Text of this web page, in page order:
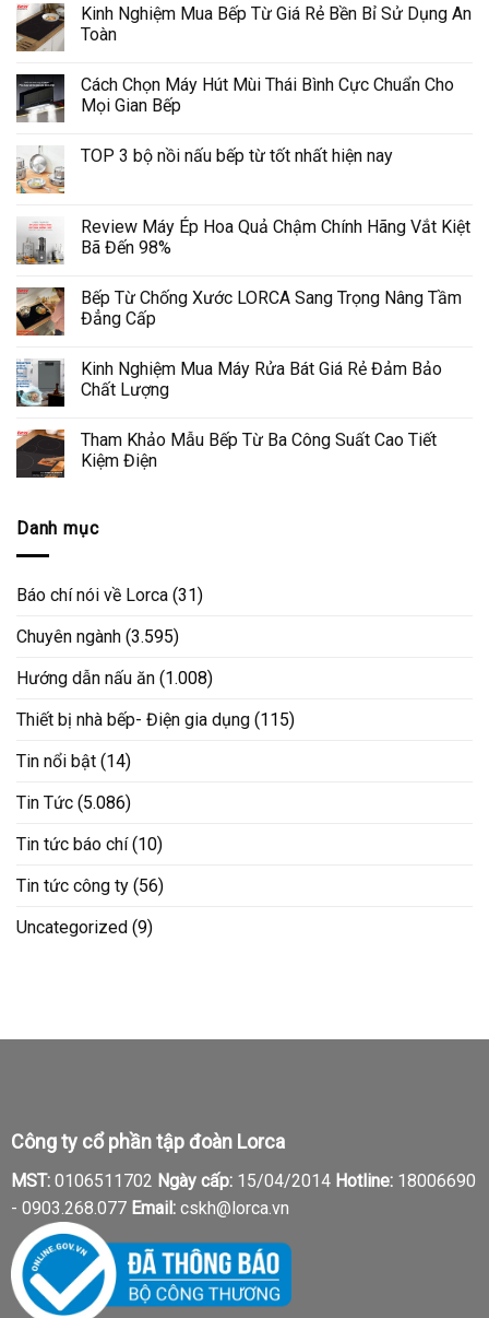
Kinh Nghiệm Mua Bếp Từ Giá Rẻ Bền Bỉ Sử Dụng An
Toàn
Cách Chọn Máy Hút Mùi Thái Bình Cực Chuẩn Cho
Mọi Gian Bếp
TOP 3 bộ nồi nấu bếp từ tốt nhất hiện nay
Review Máy Ép Hoa Quả Chậm Chính Hãng Vắt Kiệt
Bã Đến 98%
Bếp Từ Chống Xước LORCA Sang Trọng Nâng Tầm
Đẳng Cấp
Kinh Nghiệm Mua Máy Rửa Bát Giá Rẻ Đảm Bảo
Chất Lượng
Tham Khảo Mẫu Bếp Từ Ba Công Suất Cao Tiết
Kiệm Điện
Danh mục
Báo chí nói về Lorca (31)
Chuyên ngành (3.595)
Hướng dẫn nấu ăn (1.008)
Thiết bị nhà bếp- Điện gia dụng (115)
Tin nổi bật (14)
Tin Tức (5.086)
Tin tức báo chí(10)
Tin tức công ty (56)
Uncategorized (9)
Công ty cổ phần tập đoàn Lorca
MST:0106511702 Ngày cấp:15/04/2014 Hotline:18006690
- 0903.268.077 Email:cskh@lorca.vn